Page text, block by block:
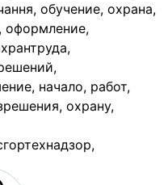
обучение, охрана,
оформление,
начало, работ,
охрану,